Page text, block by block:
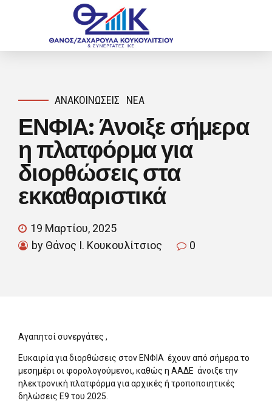
ΑΝΑΚΟΙΝΏΣΕΙΣ ΝΈΑ
ΕΝΦΙΑ: Άνοιξε σήμερα
η πλατφόρμα για
διορθώσεις στα
εκκαθαριστικά
19 Μαρτίου, 2025
by Θάνος Ι. Κουκουλίτσιος
0
Αγαπητοί συνεργάτες ,
Ευκαιρία για διορθώσεις στον ΕΝΦΙΑ έχουν από σήμερα το
μεσημέρι οι φορολογούμενοι, καθώς η ΑΑΔΕ άνοιξε την
ηλεκτρονική πλατφόρμα για αρχικές ή τροποποιητικές
δηλώσεις Ε9 του 2025.